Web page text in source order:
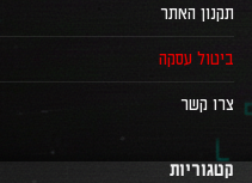
תקנון האתר
ביטול עסקה
צרו קשר
קטגוריות